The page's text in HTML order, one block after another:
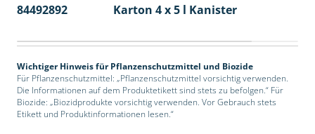
84492892
Karton 4 x 5 l Kanister
Wichtiger Hinweis für Pflanzenschutzmittel und Biozide
Für Pflanzenschutzmittel: „Pflanzenschutzmittel vorsichtig verwenden.
Die Informationen auf dem Produktetikett sind stets zu befolgen.“ Für
Biozide: „Biozidprodukte vorsichtig verwenden. Vor Gebrauch stets
Etikett und Produktinformationen lesen.“